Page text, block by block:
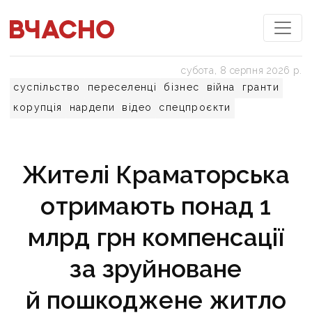
суспільство переселенці бізнес війна
гранти
корупція
нардепи відео спецпроєкти
субота, 8 серпня 2026 р.
Жителі Краматорська
отримають понад 1
млрд грн компенсації
за зруйноване
й пошкоджене житло